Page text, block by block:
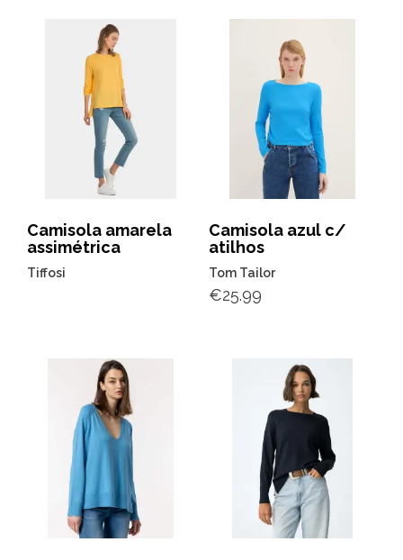
Camisola amarela
assimétrica
Tiffosi
Camisola azul c/
atilhos
Tom Tailor
€25.99